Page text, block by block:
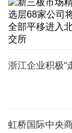
浙江企业积极“
虹桥国际中央